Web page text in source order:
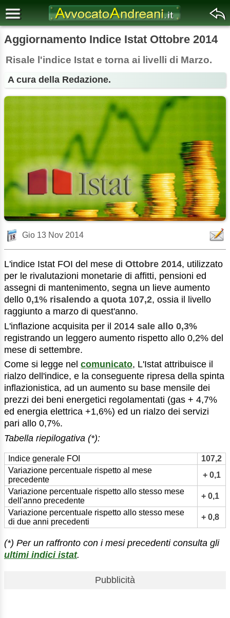
Aggiornamento Indice Istat Ottobre 2014
Risale l'indice Istat e torna ai livelli di Marzo.
A cura della Redazione.
Gio 13 Nov 2014
L'indice Istat FOI del mese di Ottobre 2014, utilizzato
per le rivalutazioni monetarie di affitti, pensioni ed
assegni di mantenimento, segna un lieve aumento
dello 0,1% risalendo a quota 107,2, ossia il livello
raggiunto a marzo di quest'anno.
L'inflazione acquisita per il 2014 sale allo 0,3%
registrando un leggero aumento rispetto allo 0,2% del
mese di settembre.
Come si legge nel comunicato, L'Istat attribuisce il
rialzo dell'indice, e la conseguente ripresa della spinta
inflazionistica, ad un aumento su base mensile dei
prezzi dei beni energetici regolamentati (gas + 4,7%
ed energia elettrica +1,6%) ed un rialzo dei servizi
pari allo 0,7%.
Tabella riepilogativa (*):
Indice generale FOI
107,2
Variazione percentuale rispetto al mese
precedente
+ 0,1
Variazione percentuale rispetto allo stesso mese
dell'anno precedente
+ 0,1
Variazione percentuale rispetto allo stesso mese
di due anni precedenti
+ 0,8
(*) Per un raffronto con i mesi precedenti consulta gli
ultimi indici istat.
Pubblicità